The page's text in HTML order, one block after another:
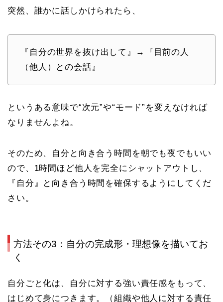
突然、誰かに話しかけられたら、
『自分の世界を抜け出して』→『目前の人
（他人）との会話』
というある意味で“次元”や“モード”を変えなければ
なりませんよね。
そのため、自分と向き合う時間を朝でも夜でもいい
ので、1時間ほど他人を完全にシャットアウトし、
『自分』と向き合う時間を確保するようにしてくだ
さい。
方法その3：自分の完成形・理想像を描いてお
く
自分ごと化は、自分に対する強い責任感をもって、
はじめて身につきます。（組織や他人に対する責任